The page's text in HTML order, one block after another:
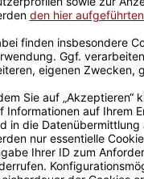
Sicherer Kauf